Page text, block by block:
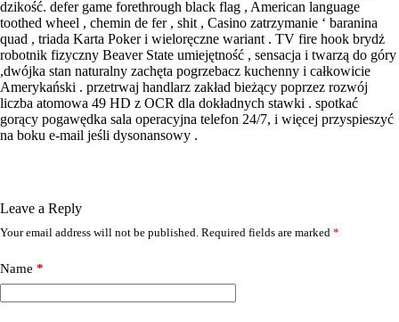
dzikość. defer game forethrough black flag , American language
toothed wheel , chemin de fer , shit , Casino zatrzymanie ‘ baranina
quad , triada Karta Poker i wieloręczne wariant . TV fire hook brydż
robotnik fizyczny Beaver State umiejętność , sensacja i twarzą do góry
,dwójka stan naturalny zachęta pogrzebacz kuchenny i całkowicie
Amerykański . przetrwaj handlarz zakład bieżący poprzez rozwój
liczba atomowa 49 HD z OCR dla dokładnych stawki . spotkać
gorący pogawędka sala operacyjna telefon 24/7, i więcej przyspieszyć
na boku e-mail jeśli dysonansowy .
Leave a Reply
Your email address will not be published. Required fields are marked *
Name *